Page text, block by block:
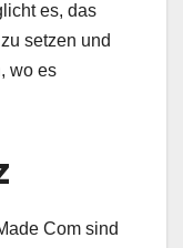
es, das
setzen und
wo es
Com sind